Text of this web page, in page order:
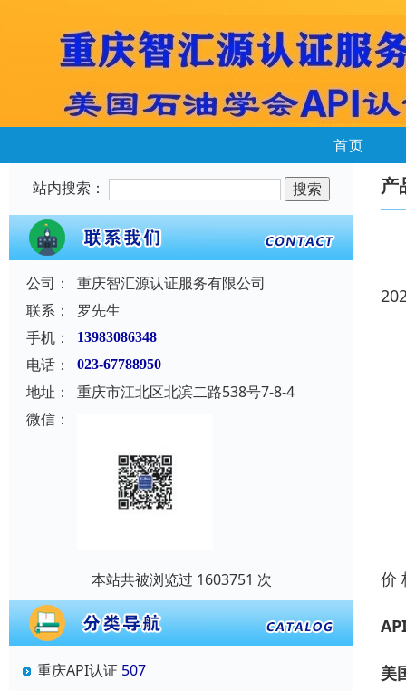
首页
站内搜索：
公司：
重庆智汇源认证服务有限公司
联系：
罗先生
手机：
13983086348
电话： 023-67788950
地址：
重庆市江北区北滨二路538号7-8-4
微信：
本站共被浏览过 1603751 次
重庆API认证 507
产
价
美